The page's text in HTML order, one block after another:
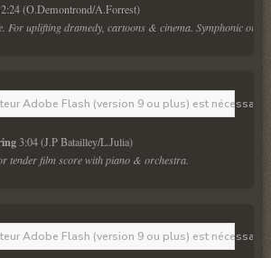
For uplifting dramedy, cartoons & cinema. Symphonic
Adobe Flash (version 9 ou plus) est
3:04 (J.P Batailley/L.Julia)
tender film score with piano & orchestra.
Adobe Flash (version 9 ou plus) est